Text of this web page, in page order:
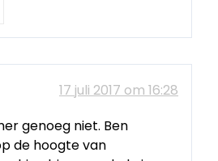
17 juli 2017 om 16:28
genoeg niet. Ben
de hoogte van